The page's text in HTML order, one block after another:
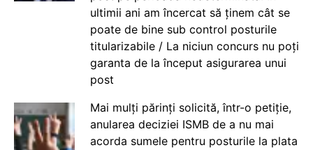
ultimii ani am încercat să ținem cât se
poate de bine sub control posturile
titularizabile / La niciun concurs nu poți
garanta de la început asigurarea unui
post
Mai mulți părinți solicită, într-o petiție,
anularea deciziei ISMB de a nu mai
acorda sumele pentru posturile la plata